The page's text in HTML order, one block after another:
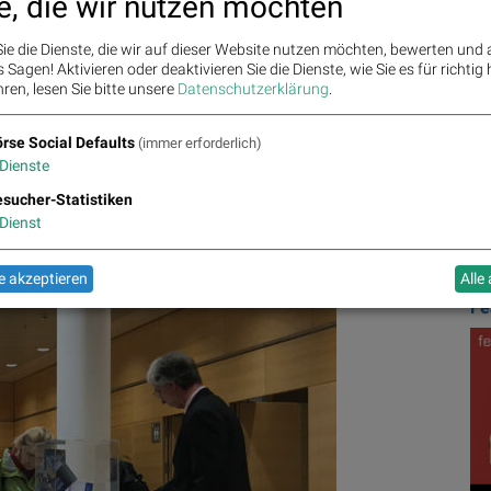
Thomas Münkel (Board Member) Kurt Svoboda (Board
Financial ServicesalsSpecialistsowie dieMarket
AG,Société Générale S.A.undTower Research
die wir nutzen möchten
die Dienste, die wir auf dieser Website nutzen möchten, bewerten und
Sagen! Aktivieren oder deaktivieren Sie die Dienste, wie Sie es für richtig
lesen Sie bitte unsere Datenschutzerklärung
Social Defaults (immer erforderlich)
Dienste
Statistiken
Dienst
akzeptieren Alle